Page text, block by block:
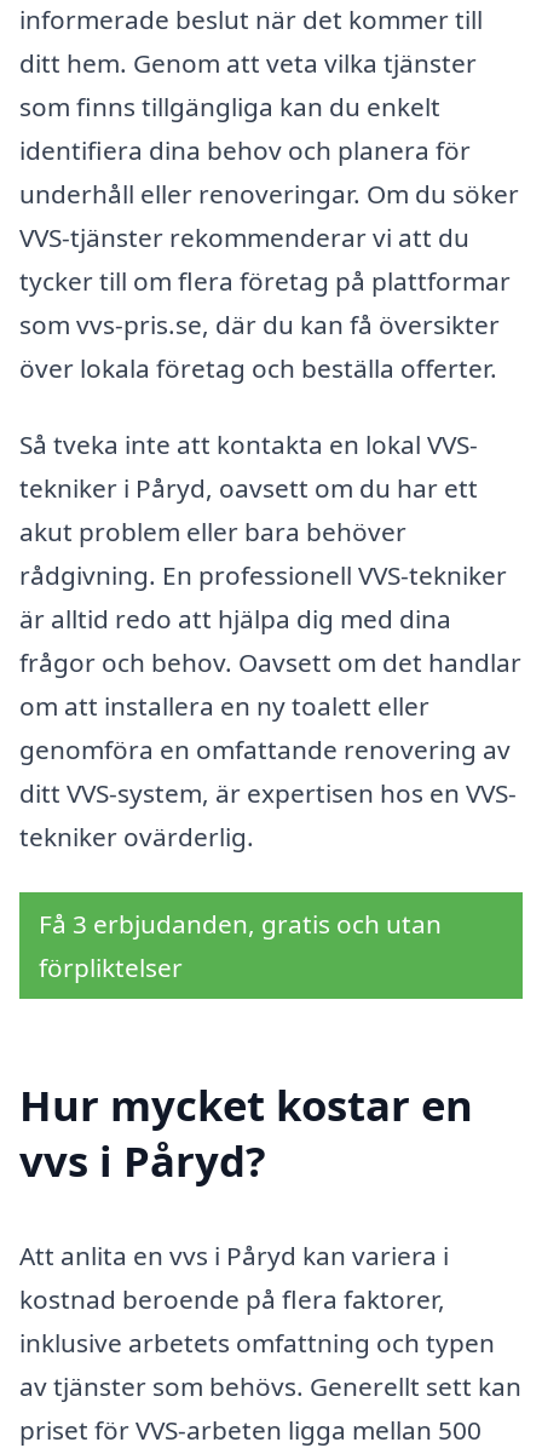
informerade beslut när det kommer till
ditt hem. Genom att veta vilka tjänster
som finns tillgängliga kan du enkelt
identifiera dina behov och planera för
underhåll eller renoveringar. Om du söker
VVS-tjänster rekommenderar vi att du
tycker till om flera företag på plattformar
som vvs-pris.se, där du kan få översikter
över lokala företag och beställa offerter.
Så tveka inte att kontakta en lokal VVS-
tekniker i Påryd, oavsett om du har ett
akut problem eller bara behöver
rådgivning. En professionell VVS-tekniker
är alltid redo att hjälpa dig med dina
frågor och behov. Oavsett om det handlar
om att installera en ny toalett eller
genomföra en omfattande renovering av
ditt VVS-system, är expertisen hos en VVS-
tekniker ovärderlig.
Få 3 erbjudanden, gratis och utan
förpliktelser
Hur mycket kostar en
vvs i Påryd?
Att anlita en vvs i Påryd kan variera i
kostnad beroende på flera faktorer,
inklusive arbetets omfattning och typen
av tjänster som behövs. Generellt sett kan
priset för VVS-arbeten ligga mellan 500